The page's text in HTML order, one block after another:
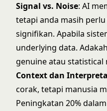
Signal vs. Noise: AI
tetapi anda masih
signifikan. Apabila
underlying data.
genuine atau statistical
Context dan
corak, tetapi manusia
Peningkatan 20%